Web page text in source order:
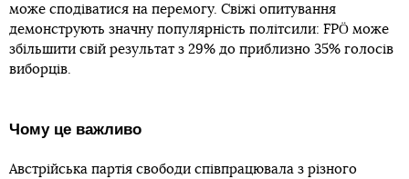
може сподіватися на перемогу. Свіжі опитування
демонструють значну популярність політсили: FPÖ може
збільшити свій результат з 29% до приблизно 35% голосів
виборців.
Чому це важливо
Австрійська партія свободи співпрацювала з різного